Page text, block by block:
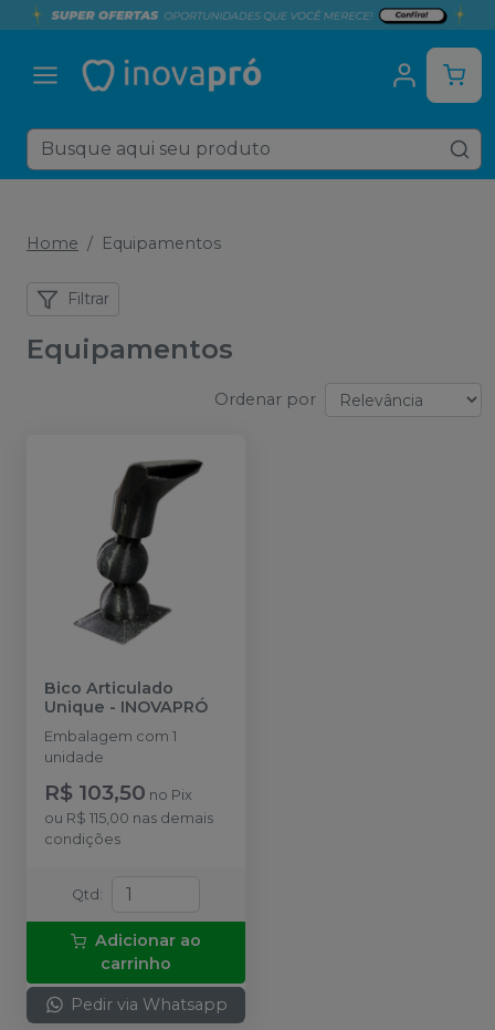
Home Equipamentos
Filtrar
Equipamentos
Ordenar por
Bico Articulado
Unique - INOVAPRÓ
Embalagem com 1
unidade
R$ 103,50 no Pix
ou R$ 115,00 nas demais
condições
Qtd :
Adicionar ao
carrinho
Pedir via Whatsapp